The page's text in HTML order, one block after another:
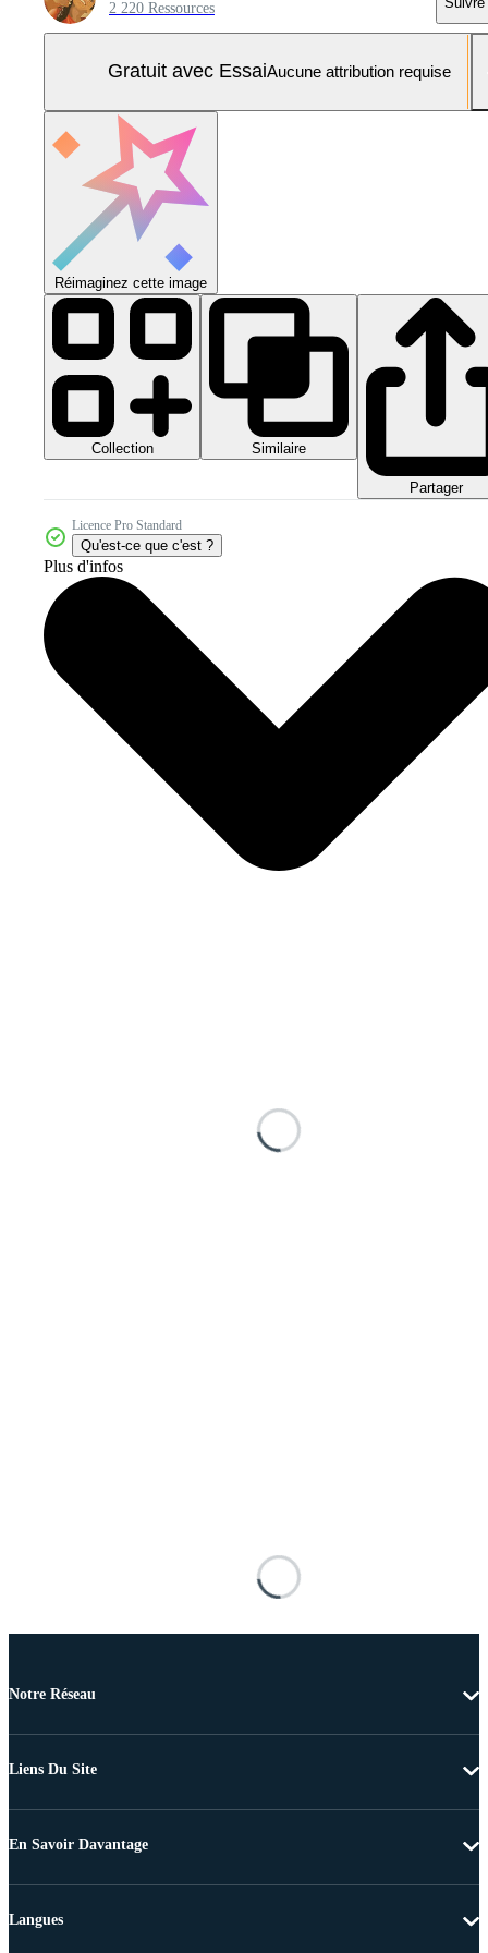
2 220 Ressources
Gratuit avec EssaiAucune attribution requise
Réimaginez cette image
Collection Similaire
Partager
Licence Pro Standard
Qu'est-ce que c'est ?
Plus d'infos
Notre Réseau
Liens Du Site
En Savoir Davantage
Langues